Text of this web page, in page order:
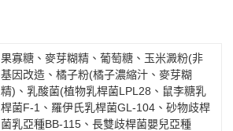
果寡糖、麥芽糊精、葡萄糖、玉米澱粉(非
基因改造、橘子粉(橘子濃縮汁、麥芽糊
精)、乳酸菌(植物乳桿菌LPL28、鼠李糖乳
桿菌F-1、羅伊氏乳桿菌GL-104、砂物歧桿
菌乳亞種BB-115、長雙歧桿菌嬰兒亞種